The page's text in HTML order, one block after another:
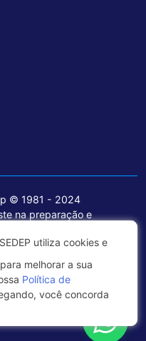
© 1981 - 2024
na preparação e
de tecnologia de
de serviços voltados
informações seguras e
utiliza cookies e
melhorar a sua
Política de
você concorda